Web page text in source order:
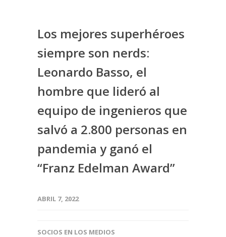
Los mejores superhéroes
siempre son nerds:
Leonardo Basso, el
hombre que lideró al
equipo de ingenieros que
salvó a 2.800 personas en
pandemia y ganó el
“Franz Edelman Award”
ABRIL 7, 2022
SOCIOS EN LOS MEDIOS